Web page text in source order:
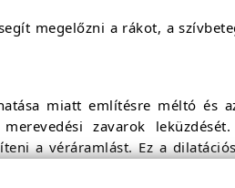
megelőzni a rákot, a
miatt említésre méltó és
zavarok
a véráramlást. Ez a